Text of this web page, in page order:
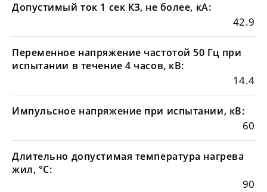
Допустимый ток 1 сек КЗ, не более, кА:
42.9
Переменное напряжение частотой 50 Гц при
испытании в течение 4 часов, кВ:
14.4
Импульсное напряжение при испытании, кВ:
60
Длительно допустимая температура нагрева
жил, °С:
90